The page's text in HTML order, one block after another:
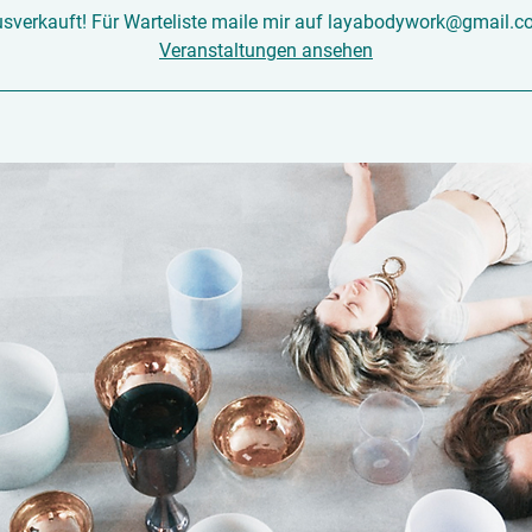
Für Warteliste maile mir auf
Veranstaltungen ansehen